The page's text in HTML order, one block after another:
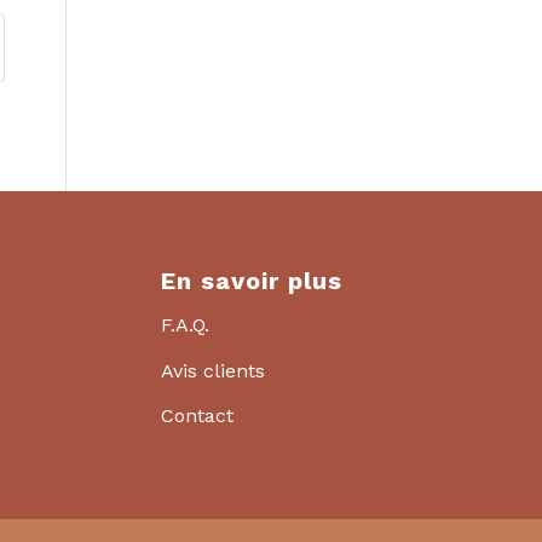
En savoir plus
F.A.Q.
Avis clients
Contact